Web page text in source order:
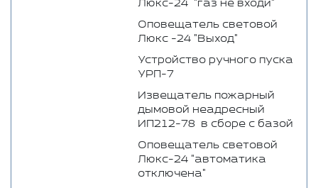
Люкс-24 "газ не входи"
Оповещатель световой
Люкс -24 "Выход"
Устройство ручного пуска
УРП-7
Извещатель пожарный
дымовой неадресный
ИП212-78 в сборе с базой
Оповещатель световой
Люкс-24 "автоматика
отключена"